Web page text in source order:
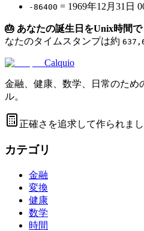
-86400 = 1969年12月31日
🎂 あなたの誕生日をUnix時間で
なたのタイムスタンプは約
Calquio
金融、健康、数学、日常のため
ル。
正確さを追求して作られま
カテゴリ
金融
変換
健康
数学
時間